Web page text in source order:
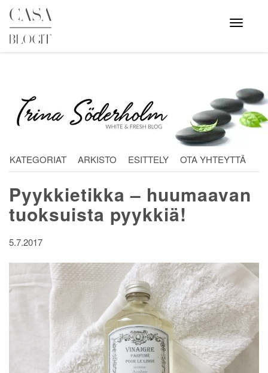
Skip
content
Avaa
valikko
KATEGORIAT ARKISTO ESITTELY OTA YHTEYTTÄ
Pyykkietikka – huumaavan
tuoksuista pyykkiä!
5.7.2017